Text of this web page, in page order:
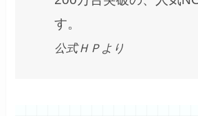
す。
公式ＨＰより